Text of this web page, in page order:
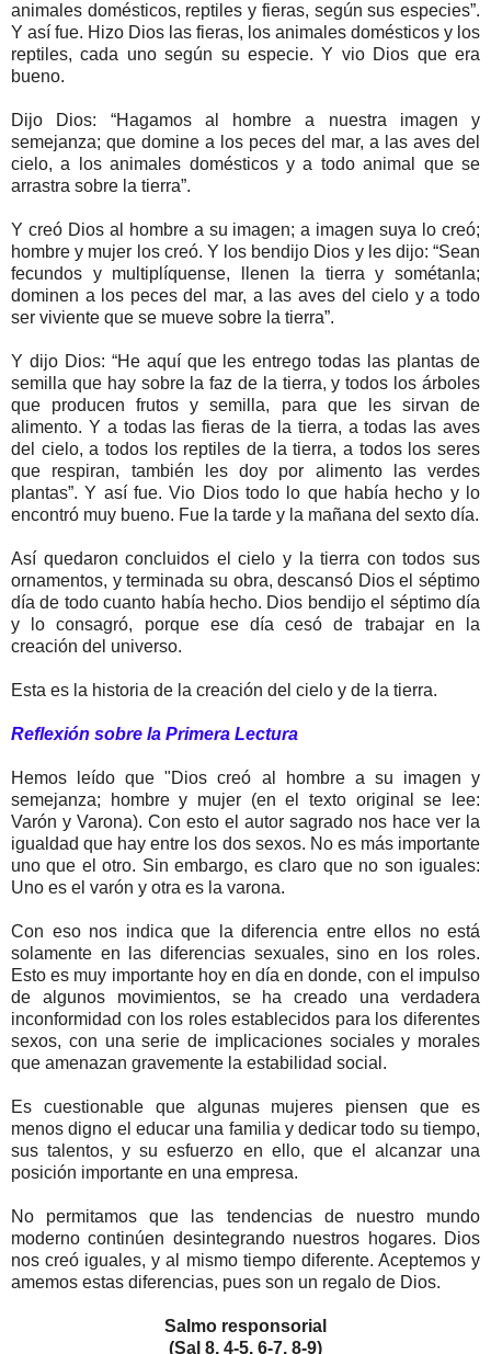
animales domésticos, reptiles y fieras, según sus especies”.
Y así fue. Hizo Dios las fieras, los animales domésticos y los
reptiles, cada uno según su especie. Y vio Dios que era
bueno.
Dijo Dios: “Hagamos al hombre a nuestra imagen y
semejanza; que domine a los peces del mar, a las aves del
cielo, a los animales domésticos y a todo animal que se
arrastra sobre la tierra”.
Y creó Dios al hombre a su imagen; a imagen suya lo creó;
hombre y mujer los creó. Y los bendijo Dios y les dijo: “Sean
fecundos y multiplíquense, llenen la tierra y sométanla;
dominen a los peces del mar, a las aves del cielo y a todo
ser viviente que se mueve sobre la tierra”.
Y dijo Dios: “He aquí que les entrego todas las plantas de
semilla que hay sobre la faz de la tierra, y todos los árboles
que producen frutos y semilla, para que les sirvan de
alimento. Y a todas las fieras de la tierra, a todas las aves
del cielo, a todos los reptiles de la tierra, a todos los seres
que respiran, también les doy por alimento las verdes
plantas”. Y así fue. Vio Dios todo lo que había hecho y lo
encontró muy bueno. Fue la tarde y la mañana del sexto día.
Así quedaron concluidos el cielo y la tierra con todos sus
ornamentos, y terminada su obra, descansó Dios el séptimo
día de todo cuanto había hecho. Dios bendijo el séptimo día
y lo consagró, porque ese día cesó de trabajar en la
creación del universo.
Esta es la historia de la creación del cielo y de la tierra.
Reflexión sobre la Primera Lectura
Hemos leído que "Dios creó al hombre a su imagen y
semejanza; hombre y mujer (en el texto original se lee:
Varón y Varona). Con esto el autor sagrado nos hace ver la
igualdad que hay entre los dos sexos. No es más importante
uno que el otro. Sin embargo, es claro que no son iguales:
Uno es el varón y otra es la varona.
Con eso nos indica que la diferencia entre ellos no está
solamente en las diferencias sexuales, sino en los roles.
Esto es muy importante hoy en día en donde, con el impulso
de algunos movimientos, se ha creado una verdadera
inconformidad con los roles establecidos para los diferentes
sexos, con una serie de implicaciones sociales y morales
que amenazan gravemente la estabilidad social.
Es cuestionable que algunas mujeres piensen que es
menos digno el educar una familia y dedicar todo su tiempo,
sus talentos, y su esfuerzo en ello, que el alcanzar una
posición importante en una empresa.
No permitamos que las tendencias de nuestro mundo
moderno continúen desintegrando nuestros hogares. Dios
nos creó iguales, y al mismo tiempo diferente. Aceptemos y
amemos estas diferencias, pues son un regalo de Dios.
Salmo responsorial
(Sal 8, 4-5. 6-7. 8-9)